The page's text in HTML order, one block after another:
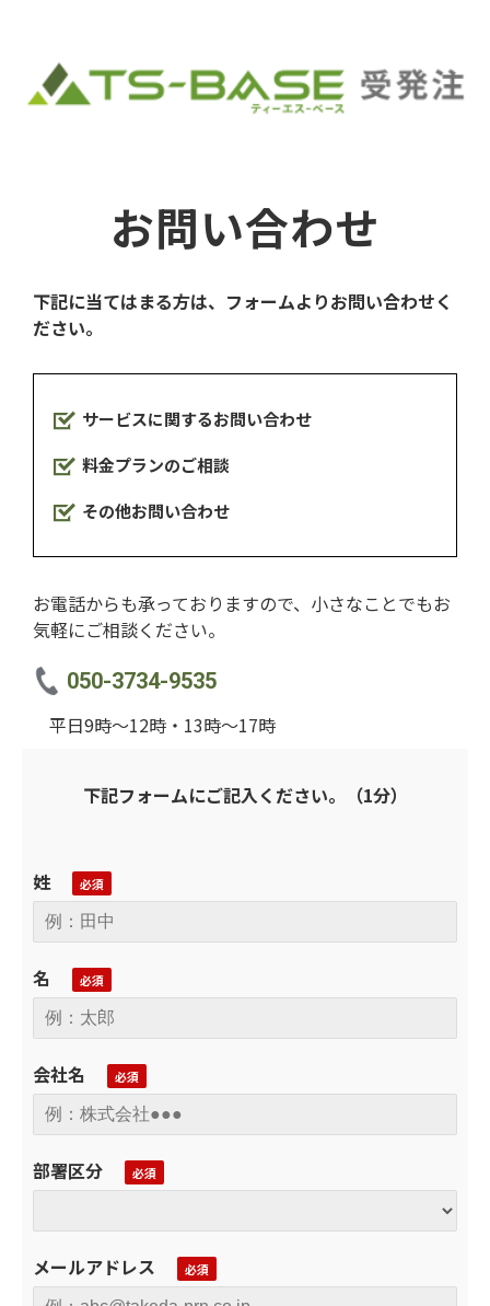
お問い合わせ
下記に当てはまる方は、フォームよりお問い合わせく
ださい。
サービスに関するお問い合わせ
料金プランのご相談
その他お問い合わせ
お電話からも承っておりますので、⼩さなことでもお
気軽にご相談ください。
050-3734-9535
平⽇9時〜12時・13時〜17時
下記フォームにご記入ください。（1分）
姓
名
会社名
部署区分
メールアドレス